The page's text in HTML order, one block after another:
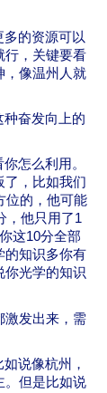
的资源可以
行，关键要看
，像温州人就
奋发向上的
怎么利用。
了，比如我们
位的，他可能
，他只用了1
这10分全部
的知识多你有
你光学的知识
激发出来，需
说像杭州，
。但是比如说